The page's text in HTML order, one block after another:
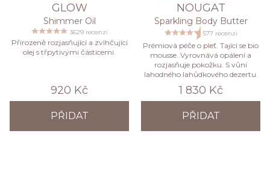
GLOW
Shimmer Oil
3629 recenzí
Přirozeně rozjasňující a zvlhčující
olej s třpytivými částicemi.
920 Kč
PŘIDAT
NOUGAT
Sparkling Body Butter
577 recenzí
Prémiová péče o pleť. Tající se bio
mousse. Vyrovnává opálení a
rozjasňuje pokožku. S vůní
lahodného lahůdkového dezertu.
1 830 Kč
PŘIDAT